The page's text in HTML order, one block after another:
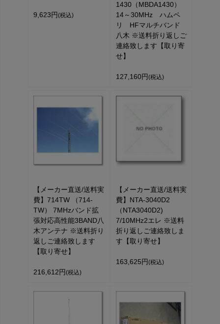
9,623円 (税込)
1430（MBDA1430）
14～30MHz ハムペ
リ HFマルチバンド
八木 ※送料折り返しご
連絡致します【取り寄
せ】
127,160円 (税込)
【メーカー直送/送料実
費】714TW （714-
TW） 7MHzバンド拡
張対応高性能3BAND八
木アンテナ ※送料折り
返しご連絡致します
【取り寄せ】
216,612円 (税込)
【メーカー直送/送料実
費】NTA-3040D2
（NTA3040D2)
7/10MHz2エレ ※送料
折り返しご連絡致しま
す【取り寄せ】
163,625円 (税込)